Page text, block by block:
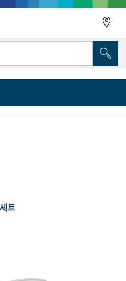
날 세트, 5개
트
체 세트, 5개